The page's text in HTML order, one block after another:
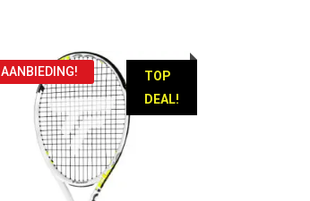
TOP
DEAL!
AANBIEDING!